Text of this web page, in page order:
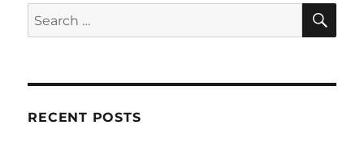
Search
for:
RECENT POSTS